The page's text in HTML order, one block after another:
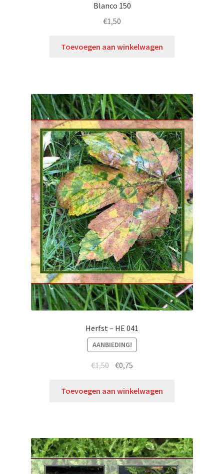
Blanco 150
€1,50
Toevoegen aan winkelwagen
Herfst – HE 041
AANBIEDING!
€1,50 €0,75
Toevoegen aan winkelwagen